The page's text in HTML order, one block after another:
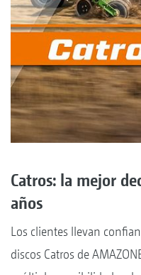
Catros: la mejor
años
Los clientes llevan
discos Catros de